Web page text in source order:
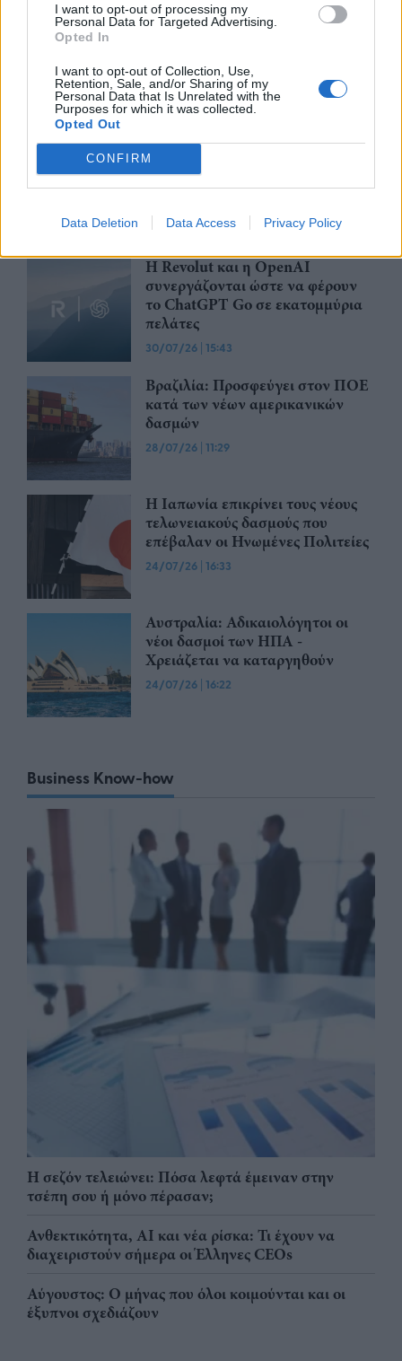
I want to opt-out of processing my
Personal Data for Targeted Advertising.
Opted In
I want to opt-out of Collection, Use,
Retention, Sale, and/or Sharing of my
Personal Data that Is Unrelated with the
Purposes for which it was collected.
Opted Out
CONFIRM
Data Deletion Data Access Privacy Policy
«Πράσινο φως» από την Κομισιόν
Οργανισμού Πληρωμών
03/08/26|11:10
ING: Ενίσχυση κερδών κατά 16%
στα 1,95 δισ. ευρώ το δεύτερο
τρίμηνο, ξεπερνώντας τις
30/07/26|16:27
Η Revolut και η OpenAI
συνεργάζονται ώστε να φέρουν
το ChatGPT Go σε εκατομμύρια
πελάτες
30/07/26 | 15:43
Βραζιλία: Προσφεύγει στον ΠΟΕ
κατά των νέων αμερικανικών
δασμών
28/07/26 | 11:29
Η Ιαπωνία επικρίνει τους νέους
τελωνειακούς δασμούς που
επέβαλαν οι Ηνωμένες Πολιτείες
24/07/26 | 16:33
Αυστραλία: Αδικαιολόγητοι οι
νέοι δασμοί των ΗΠΑ -
Χρειάζεται να καταργηθούν
24/07/26 | 16:22
Business Know-how
Η σεζόν τελειώνει: Πόσα λεφτά έμειναν στην
τσέπη σου ή μόνο πέρασαν;
Ανθεκτικότητα, AI και νέα ρίσκα: Τι έχουν να
διαχειριστούν σήμερα οι Έλληνες CEOs
Αύγουστος: Ο μήνας που όλοι κοιμούνται και οι
έξυπνοι σχεδιάζουν